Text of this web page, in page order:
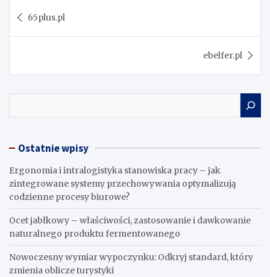
wpisu
65plus.pl
ebelfer.pl
Ostatnie wpisy
Ergonomia i intralogistyka stanowiska pracy – jak
zintegrowane systemy przechowywania optymalizują
codzienne procesy biurowe?
Ocet jabłkowy – właściwości, zastosowanie i dawkowanie
naturalnego produktu fermentowanego
Nowoczesny wymiar wypoczynku: Odkryj standard, który
zmienia oblicze turystyki